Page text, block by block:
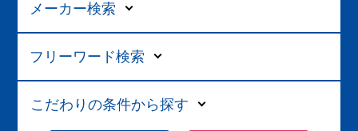
メーカー検索
フリーワード検索
こだわりの条件から探す